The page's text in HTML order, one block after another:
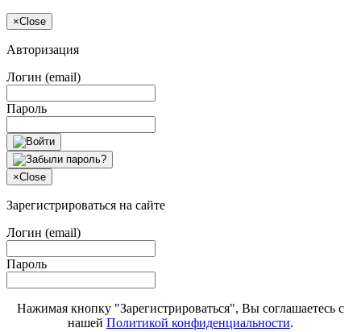
×Close
Авторизация
Логин (email)
Пароль
×Close
Зарегистрироваться на сайте
Логин (email)
Пароль
Нажимая кнопку "Зарегистрироваться", Вы соглашаетесь с
нашей Политикой конфиденциальности.